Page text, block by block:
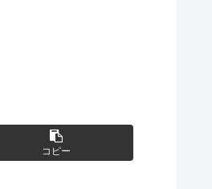
コピー